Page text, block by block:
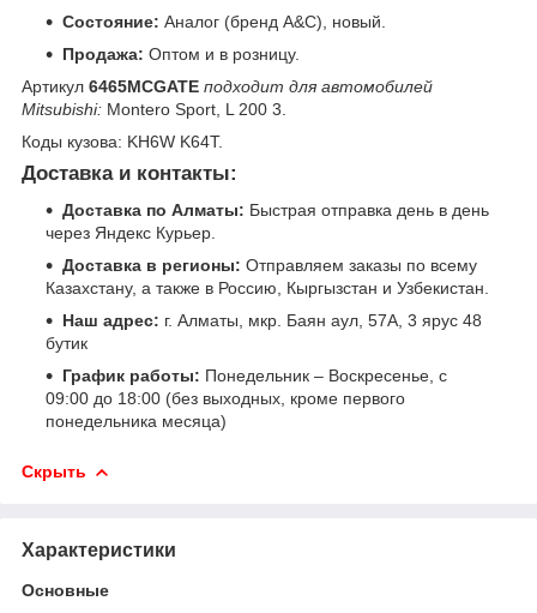
Состояние: Аналог (бренд A&C), новый.
Продажа: Оптом и в розницу.
Артикул 6465MCGATE подходит для автомобилей
Mitsubishi: Montero Sport, L 200 3.
Коды кузова: KH6W K64T.
Доставка и контакты:
Доставка по Алматы: Быстрая отправка день в день
через Яндекс Курьер.
Доставка в регионы: Отправляем заказы по всему
Казахстану, а также в Россию, Кыргызстан и Узбекистан.
Наш адрес: г. Алматы, мкр. Баян аул, 57А, 3 ярус 48
бутик
График работы: Понедельник – Воскресенье, с
09:00 до 18:00 (без выходных, кроме первого
понедельника месяца)
Скрыть
Характеристики
Основные